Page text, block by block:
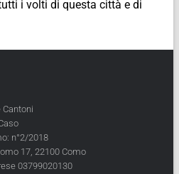
i volti di questa città e di
Cantoni
n°2/2018
17, 22100 Como
03799020130